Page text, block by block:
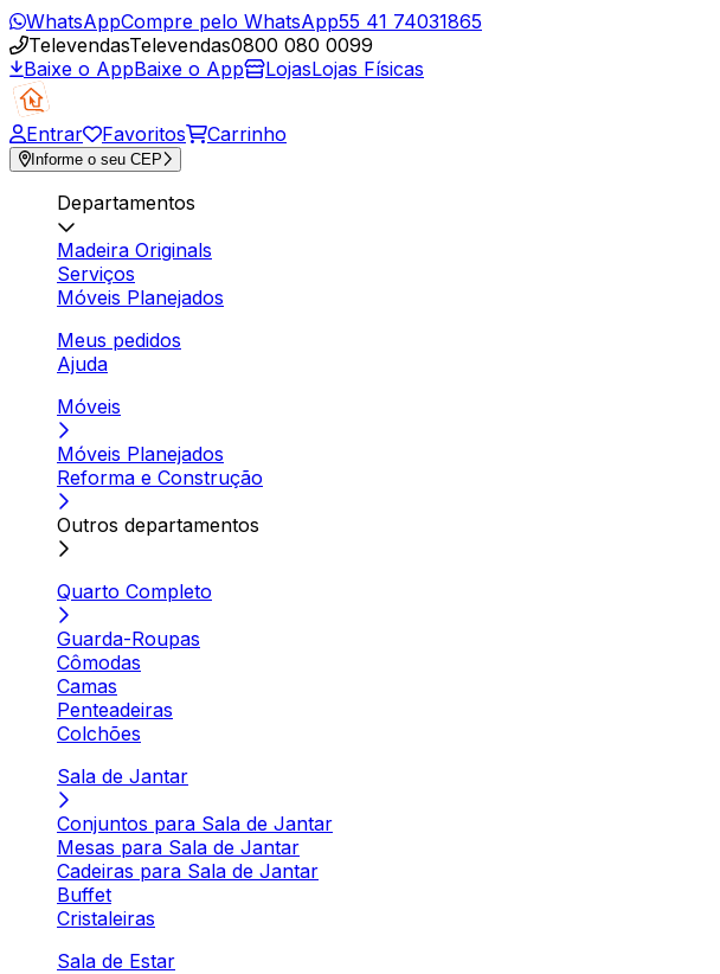
WhatsAppCompre pelo WhatsApp55 41 74031865
TelevendasTelevendas0800 080 0099
Baixe o AppBaixe o App LojasLojas Físicas
Entrar Favoritos Carrinho
Informe o seu CEP
Departamentos
Madeira Originals
Serviços
Móveis Planejados
Meus pedidos
Ajuda
Móveis
Móveis Planejados
Reforma e Construção
Outros departamentos
Quarto Completo
Guarda-Roupas
Cômodas
Camas
Penteadeiras
Colchões
Sala de Jantar
Conjuntos para Sala de Jantar
Mesas para Sala de Jantar
Cadeiras para Sala de Jantar
Buffet
Cristaleiras
Sala de Estar